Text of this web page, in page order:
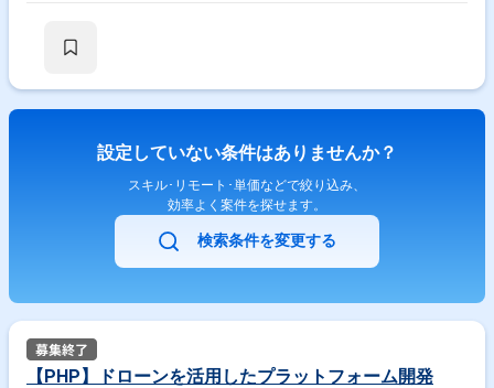
設定していない条件はありませんか？
スキル･リモート･単価などで絞り込み、
効率よく案件を探せます。
検索条件を変更する
【PHP】ドローンを活用したプラットフォーム開発